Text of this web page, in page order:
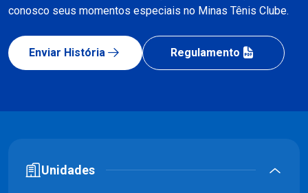
conosco seus momentos especiais no Minas Tênis Clube.
Enviar História Regulamento
Unidades